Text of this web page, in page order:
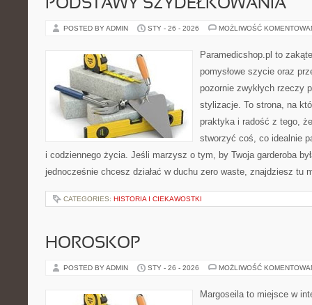
PODSTAWY SZYDEŁKOWANIA
POSTED BY ADMIN STY - 26 - 2026 MOŻLIWOŚĆ
Paramedicshop.pl to
pomysłowe szycie oraz
pozornie zwykłych rzeczy
stylizacje. To strona, na
praktyka i radość z tego,
stworzyć coś, co idealnie
i codziennego życia. Jeśli marzysz o tym, by Twoja garderoba
jednocześnie chcesz działać w duchu zero waste, znajdziesz tu
CATEGORIES: HISTORIA I CIEKAWOSTKI
HOROSKOP
POSTED BY ADMIN STY - 26 - 2026 MOŻLIWOŚĆ
Margoseila to miejsce w